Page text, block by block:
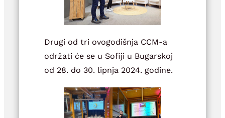
Drugi od tri ovogodišnja CCM-a
održati će se u Sofiji u Bugarskoj
od 28. do 30. lipnja 2024. godine.